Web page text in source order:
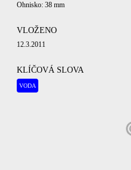
Ohnisko: 38 mm
VLOŽENO
12.3.2011
KLÍČOVÁ SLOVA
VODA